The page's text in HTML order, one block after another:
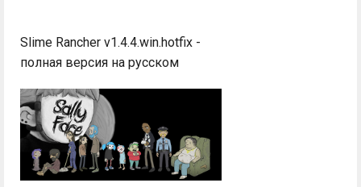
Slime Rancher v1.4.4.win.hotfix -
полная версия на русском